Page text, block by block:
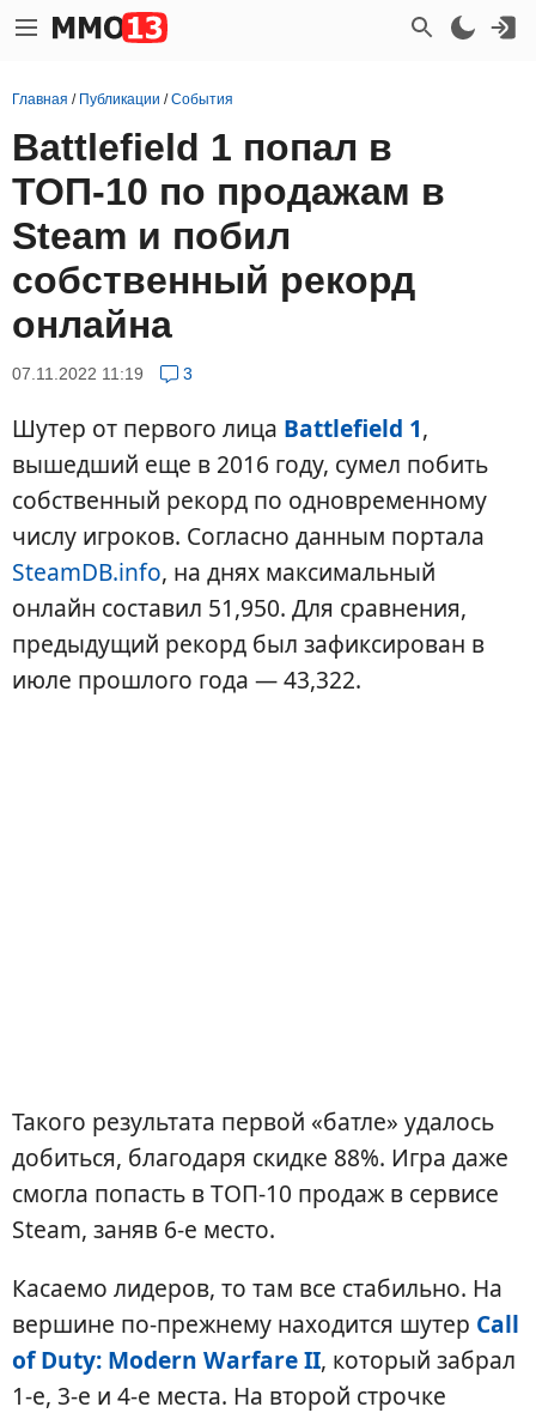
Главная / Публикации /События
Battlefield 1 попал в
ТОП-10 по продажам в
Steam и побил
собственный рекорд
онлайна
07.11.2022 11:19 3
Шутер от первого лица Battlefield 1,
вышедший еще в 2016 году, сумел побить
собственный рекорд по одновременному
числу игроков. Согласно данным портала
SteamDB.info, на днях максимальный
онлайн составил 51,950. Для сравнения,
предыдущий рекорд был зафиксирован в
июле прошлого года — 43,322.
Такого результата первой «батле» удалось
добиться, благодаря скидке 88%. Игра даже
смогла попасть в ТОП-10 продаж в сервисе
Steam, заняв 6-е место.
Касаемо лидеров, то там все стабильно. На
вершине по-прежнему находится шутер Call
of Duty: Modern Warfare II, который забрал
1-е, 3-е и 4-е места. На второй строчке